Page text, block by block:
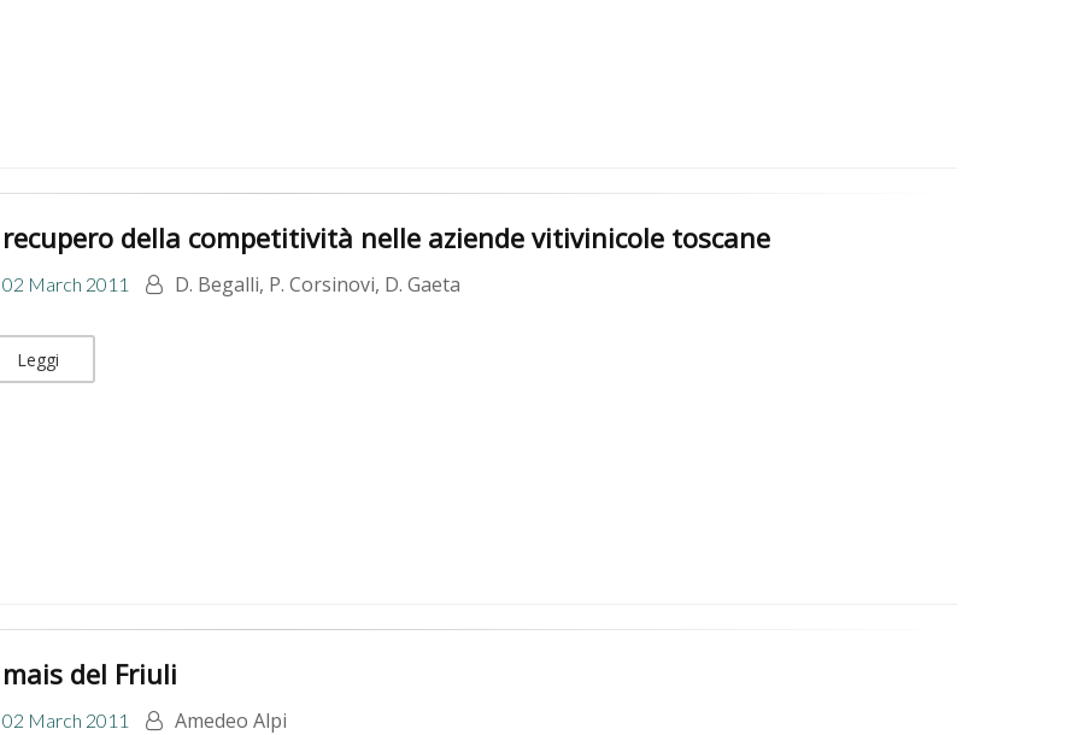
della competitività nelle aziende vitivinicole toscane
02 March 2011 D. Begalli, P. Corsinovi, D. Gaeta
Leggi
del Friuli
02 March 2011 Amedeo Alpi